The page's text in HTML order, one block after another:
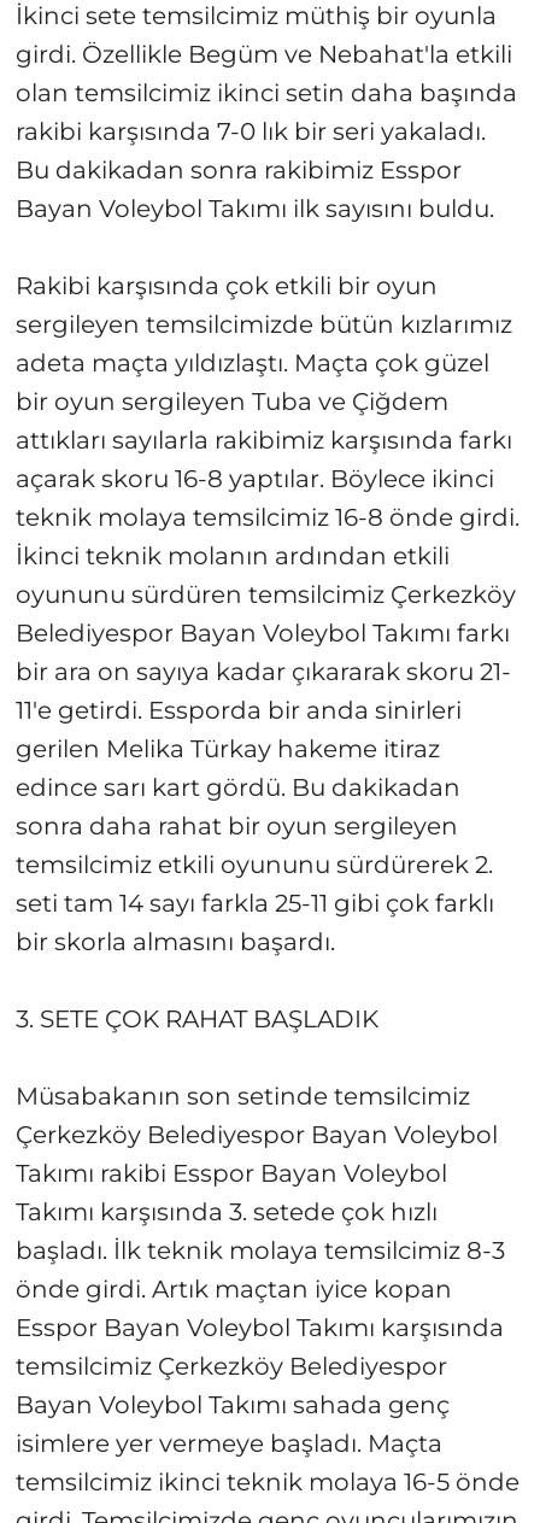
İkinci sete temsilcimiz müthiş bir oyunla
girdi. Özellikle Begüm ve Nebahat'la etkili
olan temsilcimiz ikinci setin daha başında
rakibi karşısında 7-0 lık bir seri yakaladı.
Bu dakikadan sonra rakibimiz Esspor
Bayan Voleybol Takımı ilk sayısını buldu.
Rakibi karşısında çok etkili bir oyun
sergileyen temsilcimizde bütün kızlarımız
adeta maçta yıldızlaştı. Maçta çok güzel
bir oyun sergileyen Tuba ve Çiğdem
attıkları sayılarla rakibimiz karşısında farkı
açarak skoru 16-8 yaptılar. Böylece ikinci
teknik molaya temsilcimiz 16-8 önde girdi.
İkinci teknik molanın ardından etkili
oyununu sürdüren temsilcimiz Çerkezköy
Belediyespor Bayan Voleybol Takımı farkı
bir ara on sayıya kadar çıkararak skoru 21-
11'e getirdi. Essporda bir anda sinirleri
gerilen Melika Türkay hakeme itiraz
edince sarı kart gördü. Bu dakikadan
sonra daha rahat bir oyun sergileyen
temsilcimiz etkili oyununu sürdürerek 2.
seti tam 14 sayı farkla 25-11 gibi çok farklı
bir skorla almasını başardı.
3. SETE ÇOK RAHAT BAŞLADIK
Müsabakanın son setinde temsilcimiz
Çerkezköy Belediyespor Bayan Voleybol
Takımı rakibi Esspor Bayan Voleybol
Takımı karşısında 3. setede çok hızlı
başladı. İlk teknik molaya temsilcimiz 8-3
önde girdi. Artık maçtan iyice kopan
Esspor Bayan Voleybol Takımı karşısında
temsilcimiz Çerkezköy Belediyespor
Bayan Voleybol Takımı sahada genç
isimlere yer vermeye başladı. Maçta
temsilcimiz ikinci teknik molaya 16-5 önde